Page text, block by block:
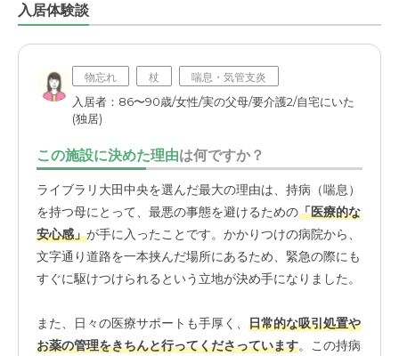
入居体験談
物忘れ 杖 喘息・気管支炎
入居者：86〜90歳/女性/実の父母/要介護2/自宅にいた
(独居)
この施設に決めた理由は何ですか？
ライブラリ大田中央を選んだ最大の理由は、持病（喘息）
を持つ母にとって、最悪の事態を避けるための「医療的な
安心感」が手に入ったことです。かかりつけの病院から、
文字通り道路を一本挟んだ場所にあるため、緊急の際にも
すぐに駆けつけられるという立地が決め手になりました。
また、日々の医療サポートも手厚く、 日常的な吸引処置や
お薬の管理をきちんと行ってくださっています。この持病